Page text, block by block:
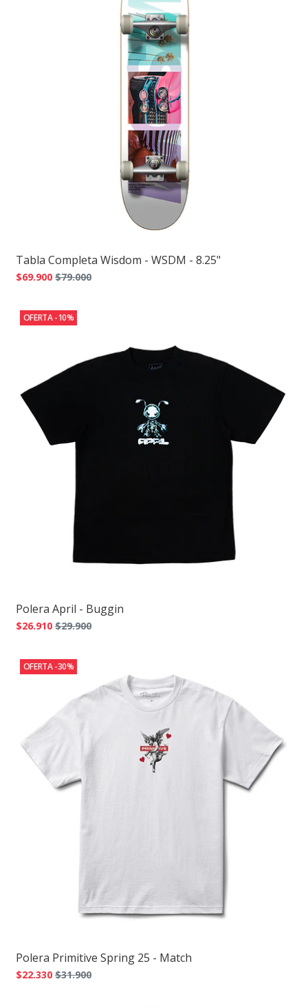
Tabla Completa Wisdom - WSDM - 8.25"
$69.900 $79.000
OFERTA -10%
Polera April - Buggin
$26.910 $29.900
OFERTA -30%
Polera Primitive Spring 25 - Match
$22.330 $31.900